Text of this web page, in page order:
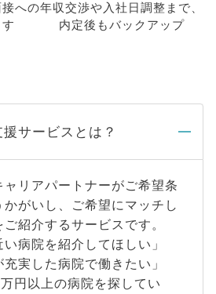
への年収交渉や入社日調整まで、
内定後もバックアップ
サービスとは？
ャリアパートナーがご希望条
がいし、ご希望にマッチし
紹介するサービスです。
い病院を紹介してほしい」
充実した病院で働きたい」
円以上の病院を探してい